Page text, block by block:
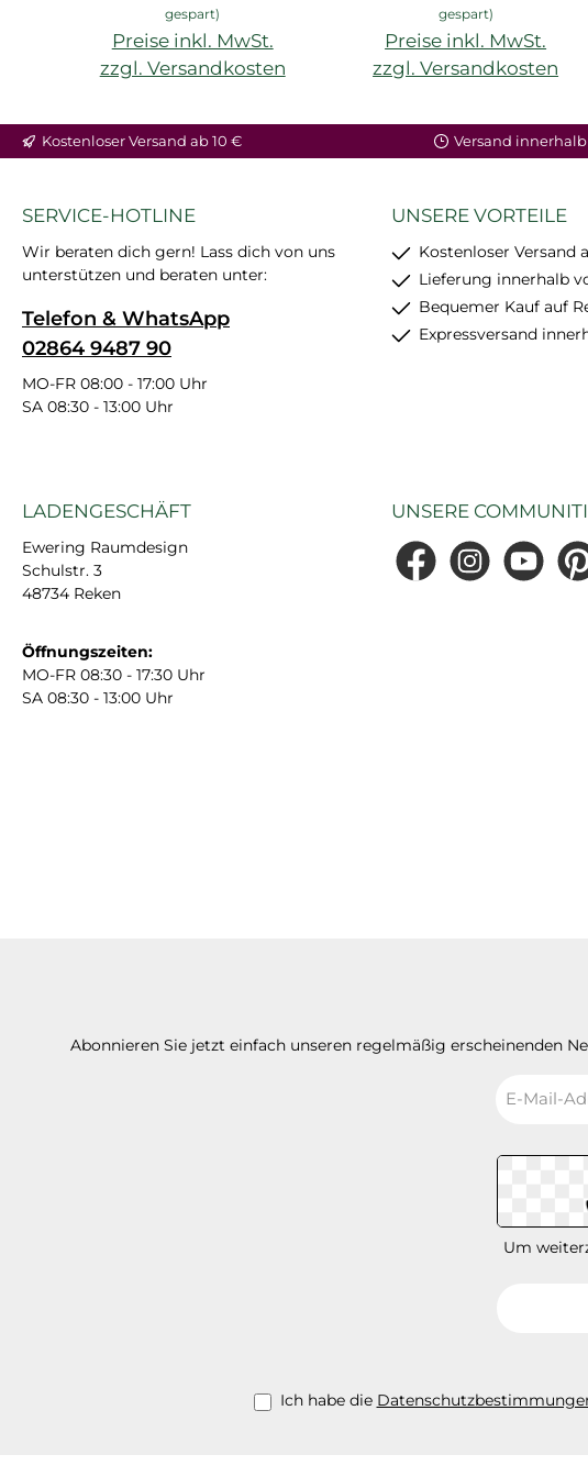
gespart)
Preise inkl. MwSt.
zzgl. Versandkosten
gespart)
Preise inkl. MwSt.
zzgl. Versandkosten
Kostenloser Versand ab 10 € Versand
SERVICE-HOTLINE
Wir beraten dich gern! Lass dich von uns
unterstützen und beraten unter:
Telefon & WhatsApp
02864 9487 90
MO-FR 08:00 - 17:00 Uhr
SA 08:30 - 13:00 Uhr
UNSERE VORTEILE
Kostenloser Versand
Lieferung innerhalb
Bequemer Kauf auf
Expressversand
LADENGESCHÄFT
Ewering Raumdesign
Schulstr. 3
48734 Reken
Öffnungszeiten:
MO-FR 08:30 - 17:30 Uhr
SA 08:30 - 13:00 Uhr
UNSERE
FacebookInstagramYouTube
Abonnieren Sie jetzt einfach unseren regelmäßig erscheinenden
Mail-
*
Um
Ich habe die